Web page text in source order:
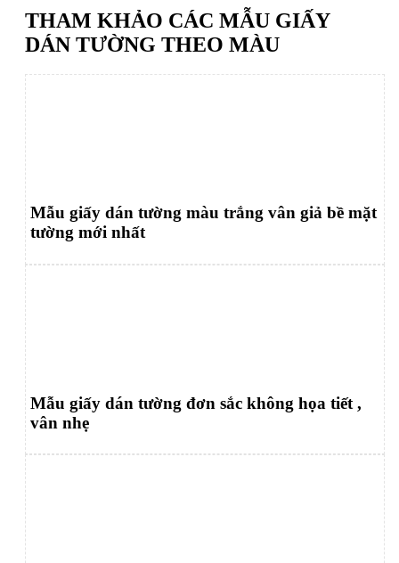
THAM KHẢO CÁC MẪU GIẤY
DÁN TƯỜNG THEO MÀU
Mẫu giấy dán tường màu trắng vân giả bề mặt
tường mới nhất
Mẫu giấy dán tường đơn sắc không họa tiết ,
vân nhẹ